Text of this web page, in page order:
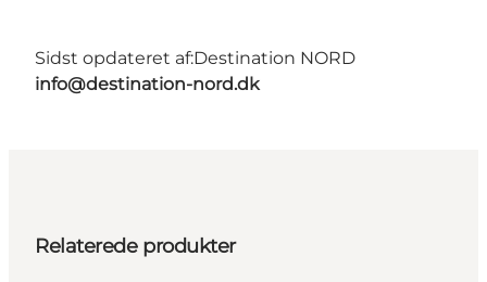
Sidst opdateret af:Destination NORD
info@destination-nord.dk
Relaterede produkter